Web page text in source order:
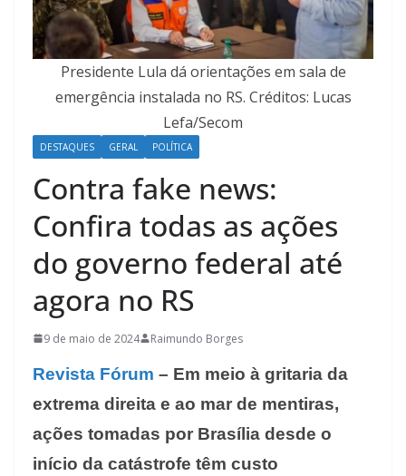
Presidente Lula dá orientações em sala de
emergência instalada no RS. Créditos: Lucas
Lefa/Secom
DESTAQUES GERAL POLÍTICA
Contra fake news:
Confira todas as ações
do governo federal até
agora no RS
9 de maio de 2024 Raimundo Borges
Revista Fórum – Em meio à gritaria da
extrema direita e ao mar de mentiras,
ações tomadas por Brasília desde o
início da catástrofe têm custo